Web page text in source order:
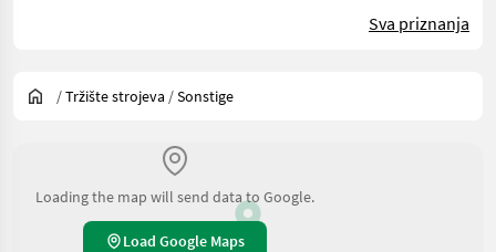
Sva priznanja
/Tržište strojeva /Sonstige
Loading the map will send data to Google.
Load Google Maps